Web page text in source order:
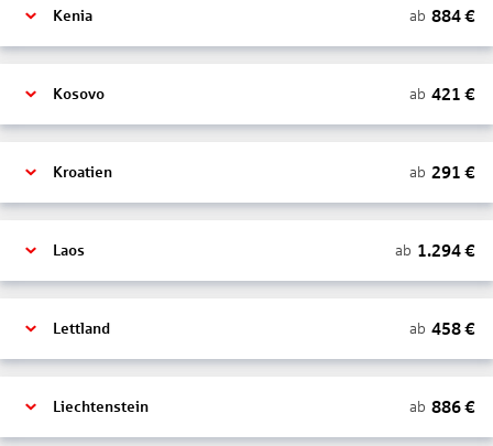
Kenia ab 884€
Kosovo ab 421 €
Kroatien ab 291 €
Laos ab 1.294€
Lettland ab 458€
Liechtenstein ab 886€